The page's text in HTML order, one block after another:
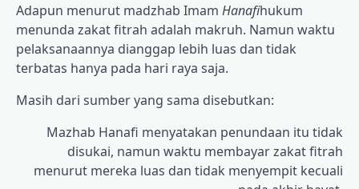
Adapun menurut madzhab Imam Hanafihukum
menunda zakat fitrah adalah makruh. Namun waktu
pelaksanaannya dianggap lebih luas dan tidak
terbatas hanya pada hari raya saja.
Masih dari sumber yang sama disebutkan:
Mazhab Hanafi menyatakan penundaan itu tidak
disukai, namun waktu membayar zakat fitrah
menurut mereka luas dan tidak menyempit kecuali